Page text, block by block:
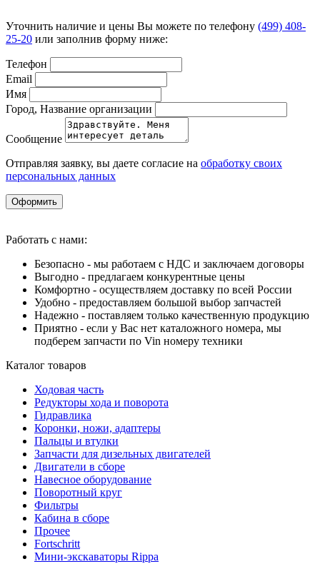
Уточнить наличие и цены Вы можете по телефону (499) 408-
25-20 или заполнив форму ниже:
Телефон
Email
Имя
Город, Название организации
Сообщение
Отправляя заявку, вы даете согласие на обработку своих
персональных данных
Оформить
Работать с нами:
Безопасно - мы работаем с НДС и заключаем договоры
Выгодно - предлагаем конкурентные цены
Комфортно - осуществляем доставку по всей России
Удобно - предоставляем большой выбор запчастей
Надежно - поставляем только качественную продукцию
Приятно - если у Вас нет каталожного номера, мы
подберем запчасти по Vin номеру техники
Каталог товаров
Ходовая часть
Редукторы хода и поворота
Гидравлика
Коронки, ножи, адаптеры
Пальцы и втулки
Запчасти для дизельных двигателей
Двигатели в сборе
Навесное оборудование
Поворотный круг
Фильтры
Кабина в сборе
Прочее
Fortschritt
Мини-экскаваторы Rippa